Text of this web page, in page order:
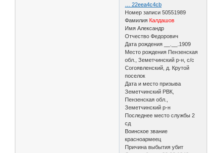
… 22eea4c4cb
Номер записи 50551989
Фамилия Калдашов
Имя Александр
Отчество Федорович
Дата рождения __.__.1909
Место рождения Пензенская
обл., Земетчинский р-н, с/с
Согоявленский, д. Крутой
поселок
Дата и место призыва
Земетчинский РВК,
Пензенская обл.,
Земетчинский р-н
Последнее место службы 2
сд
Воинское звание
красноармеец
Причина выбытия убит